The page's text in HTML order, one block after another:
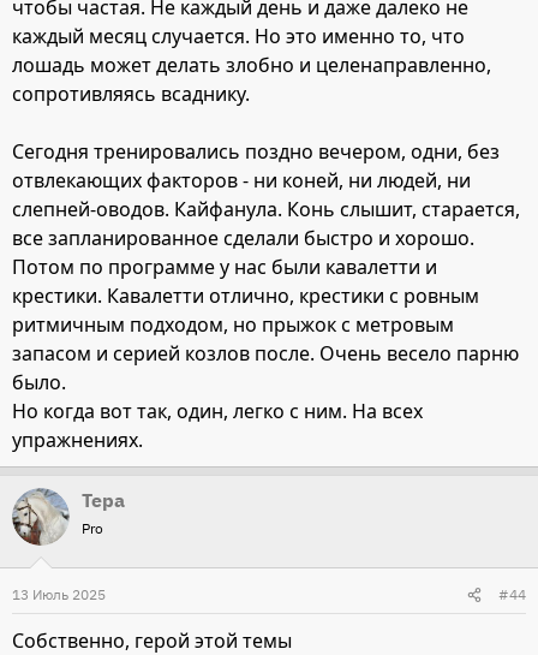
чтобы частая. Не каждый день и даже далеко не
каждый месяц случается. Но это именно то, что
лошадь может делать злобно и целенаправленно,
сопротивляясь всаднику.
Сегодня тренировались поздно вечером, одни, без
отвлекающих факторов - ни коней, ни людей, ни
слепней-оводов. Кайфанула. Конь слышит, старается,
все запланированное сделали быстро и хорошо.
Потом по программе у нас были кавалетти и
крестики. Кавалетти отлично, крестики с ровным
ритмичным подходом, но прыжок с метровым
запасом и серией козлов после. Очень весело парню
было.
Но когда вот так, один, легко с ним. На всех
упражнениях.
Тера
Pro
13 Июль 2025 #44
Собственно, герой этой темы